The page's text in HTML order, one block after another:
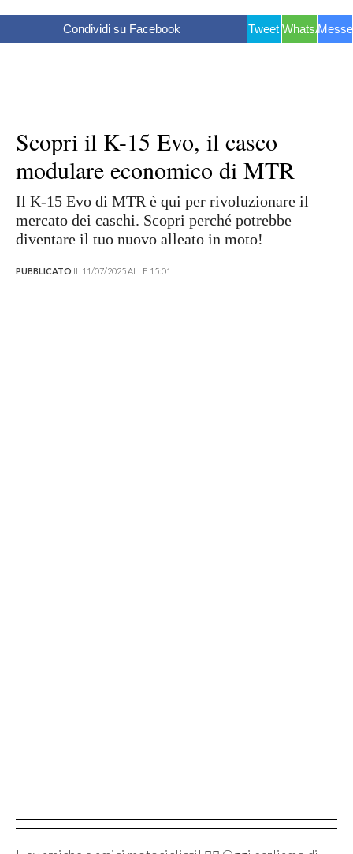
Condividi su Facebook Tweet WhatsApp
Scopri il K-15 Evo, il casco
modulare economico di MTR
Il K-15 Evo di MTR è qui per rivoluzionare il
mercato dei caschi. Scopri perché potrebbe
diventare il tuo nuovo alleato in moto!
PUBBLICATO IL 11/07/2025 ALLE 15:01